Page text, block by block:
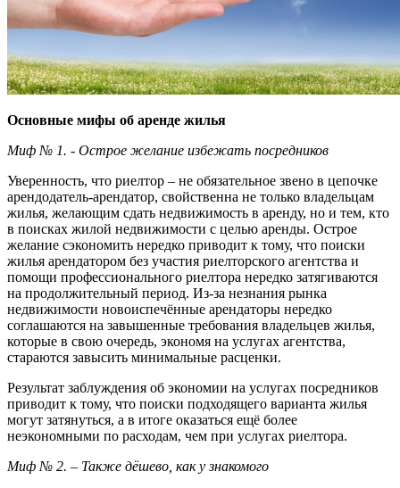
Основные мифы об аренде жилья
Миф № 1. - Острое желание избежать посредников
Уверенность, что риелтор – не обязательное звено в цепочке
арендодатель-арендатор, свойственна не только владельцам
жилья, желающим сдать недвижимость в аренду, но и тем, кто
в поисках жилой недвижимости с целью аренды. Острое
желание сэкономить нередко приводит к тому, что поиски
жилья арендатором без участия риелторского агентства и
помощи профессионального риелтора нередко затягиваются
на продолжительный период. Из-за незнания рынка
недвижимости новоиспечённые арендаторы нередко
соглашаются на завышенные требования владельцев жилья,
которые в свою очередь, экономя на услугах агентства,
стараются завысить минимальные расценки.
Результат заблуждения об экономии на услугах посредников
приводит к тому, что поиски подходящего варианта жилья
могут затянуться, а в итоге оказаться ещё более
неэкономными по расходам, чем при услугах риелтора.
Миф № 2. – Также дёшево, как у знакомого